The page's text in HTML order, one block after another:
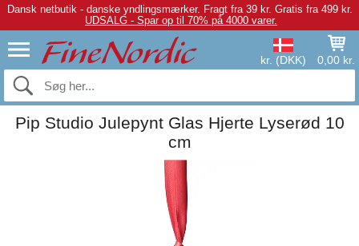
Dansk netbutik - danske yndlingsmærker. Fragt fra 39 kr. Gratis fra 499 kr.
UDSALG - Spar op til 70% på 4000 varer.
kr. (DKK) 0,00 kr.
Pip Studio Julepynt Glas Hjerte Lyserød 10
cm